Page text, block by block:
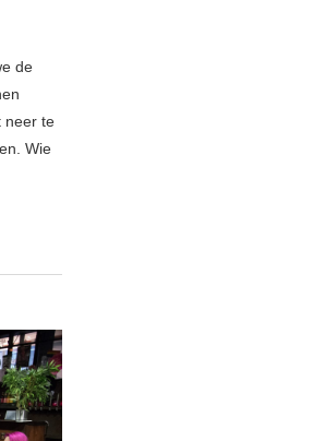
de
neer te
Wie